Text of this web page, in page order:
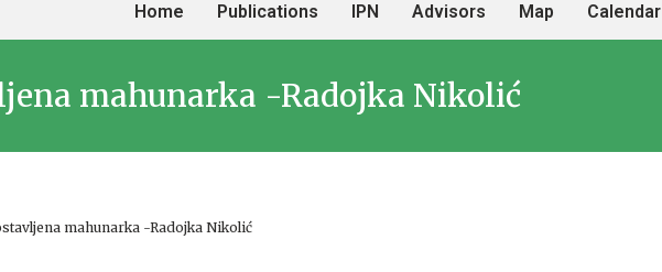
Home Publications IPN Advisors Map Calendar
mahunarka -Radojka Nikolić
mahunarka -Radojka Nikolić